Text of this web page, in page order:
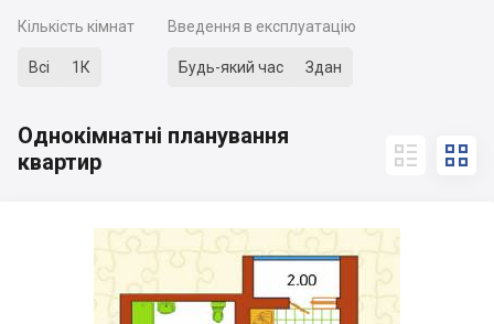
Кількість кімнат
Всі 1К
Введення в експлуатацію
Будь-який час Здан
Однокімнатні планування
квартир
 